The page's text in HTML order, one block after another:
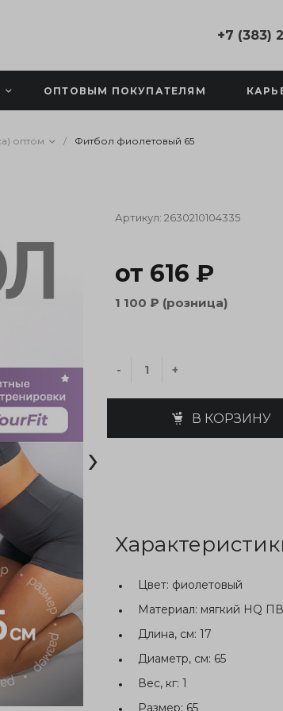
+7 (383)
+7 (383)
630007,
ОПТОВЫМ ПОКУПАТЕЛЯМ
оптом / Фитбол фиолетовый 65
›
Артикул: 2630210104335
от 616 ₽
1 100 ₽ (розница)
- +
В КОРЗИНУ
Цвет: фиолетовый
Материал: мягкий HQ
Длина, см: 17
Диаметр, см: 65
Вес, кг: 1
Размер: 65